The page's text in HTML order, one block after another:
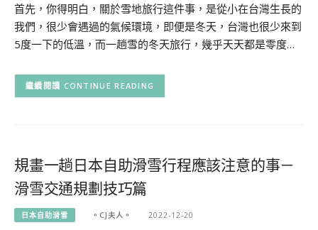
首先，你得明白，關於雪地旅行這件事，是從小在台灣生長的
我們，很少會遇過的氣候環境，即便是冬天，台灣也很少來到
5度一下的低溫，而一趟雪的冬天旅行，幾乎天天都是零度…
CONTINUE READING
規畫一趟日本自助滑雪行程應該注意的事－
滑雪交通規劃技巧篇
日本自助滑雪 。CJ夫人。 2022-12-20